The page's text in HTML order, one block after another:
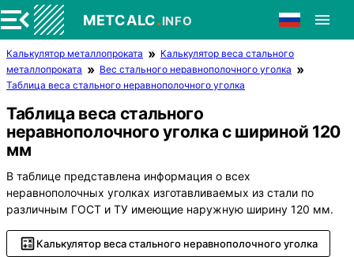
METCALC.INFO
Калькулятор металлопроката
Калькулятор веса стального
металлопроката
Вес стального неравнополочного уголка
Таблица веса стального неравнополочного уголка
Таблица веса стального
неравнополочного уголка с шириной 120
мм
В таблице представлена информация о всех
неравнополочных уголках изготавливаемых из стали по
различным ГОСТ и ТУ имеющие наружную ширину 120 мм.
Калькулятор веса стального неравнополочного уголка